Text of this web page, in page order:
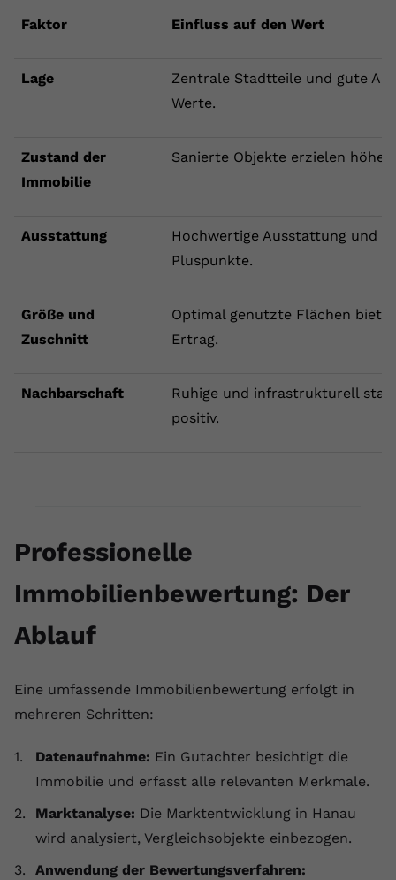
Faktor Einfluss auf den Wert
Lage
Zentrale Stadtteile und gute
Werte.
Zustand der
Immobilie
Sanierte Objekte erzielen
Ausstattung
Hochwertige Ausstattung und
Pluspunkte.
Größe und
Zuschnitt
Optimal genutzte Flächen
Ertrag.
Nachbarschaft
Ruhige und infrastrukturell
positiv.
Professionelle
Immobilienbewertung: Der
Ablauf
Eine umfassende Immobilienbewertung erfolgt in
mehreren Schritten:
Datenaufnahme: Ein Gutachter besichtigt die
Immobilie und erfasst alle relevanten Merkmale.
Marktanalyse: Die Marktentwicklung in Hanau
wird analysiert, Vergleichsobjekte einbezogen.
Anwendung der Bewertungsverfahren: